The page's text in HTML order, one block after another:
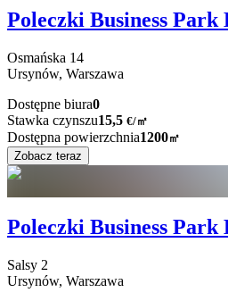
Poleczki Business
Osmańska 14
Ursynów, Warszawa
Dostępne biura0
Stawka czynszu15,5 €/㎡
Dostępna powierzchnia1200㎡
Zobacz teraz
Poleczki Business
Salsy 2
Ursynów, Warszawa